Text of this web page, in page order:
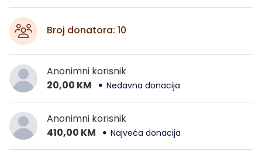
Broj donatora: 10
Anonimni korisnik
20,00 KM
Nedavna donacija
Anonimni korisnik
410,00 KM
Najveća donacija